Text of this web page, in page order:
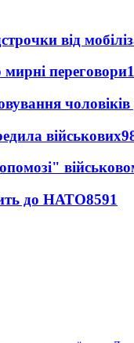
від
мирні переговори
військових
до НАТО8591